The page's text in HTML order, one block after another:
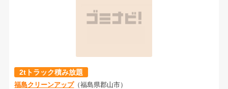
2tトラック積み放題
福島クリーンアップ（福島県郡山市）